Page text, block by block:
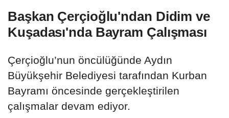
Başkan Çerçioğlu'ndan Didim ve
Kuşadası'nda Bayram Çalışması
Çerçioğlu’nun öncülüğünde Aydın
Büyükşehir Belediyesi tarafından Kurban
Bayramı öncesinde gerçekleştirilen
çalışmalar devam ediyor.